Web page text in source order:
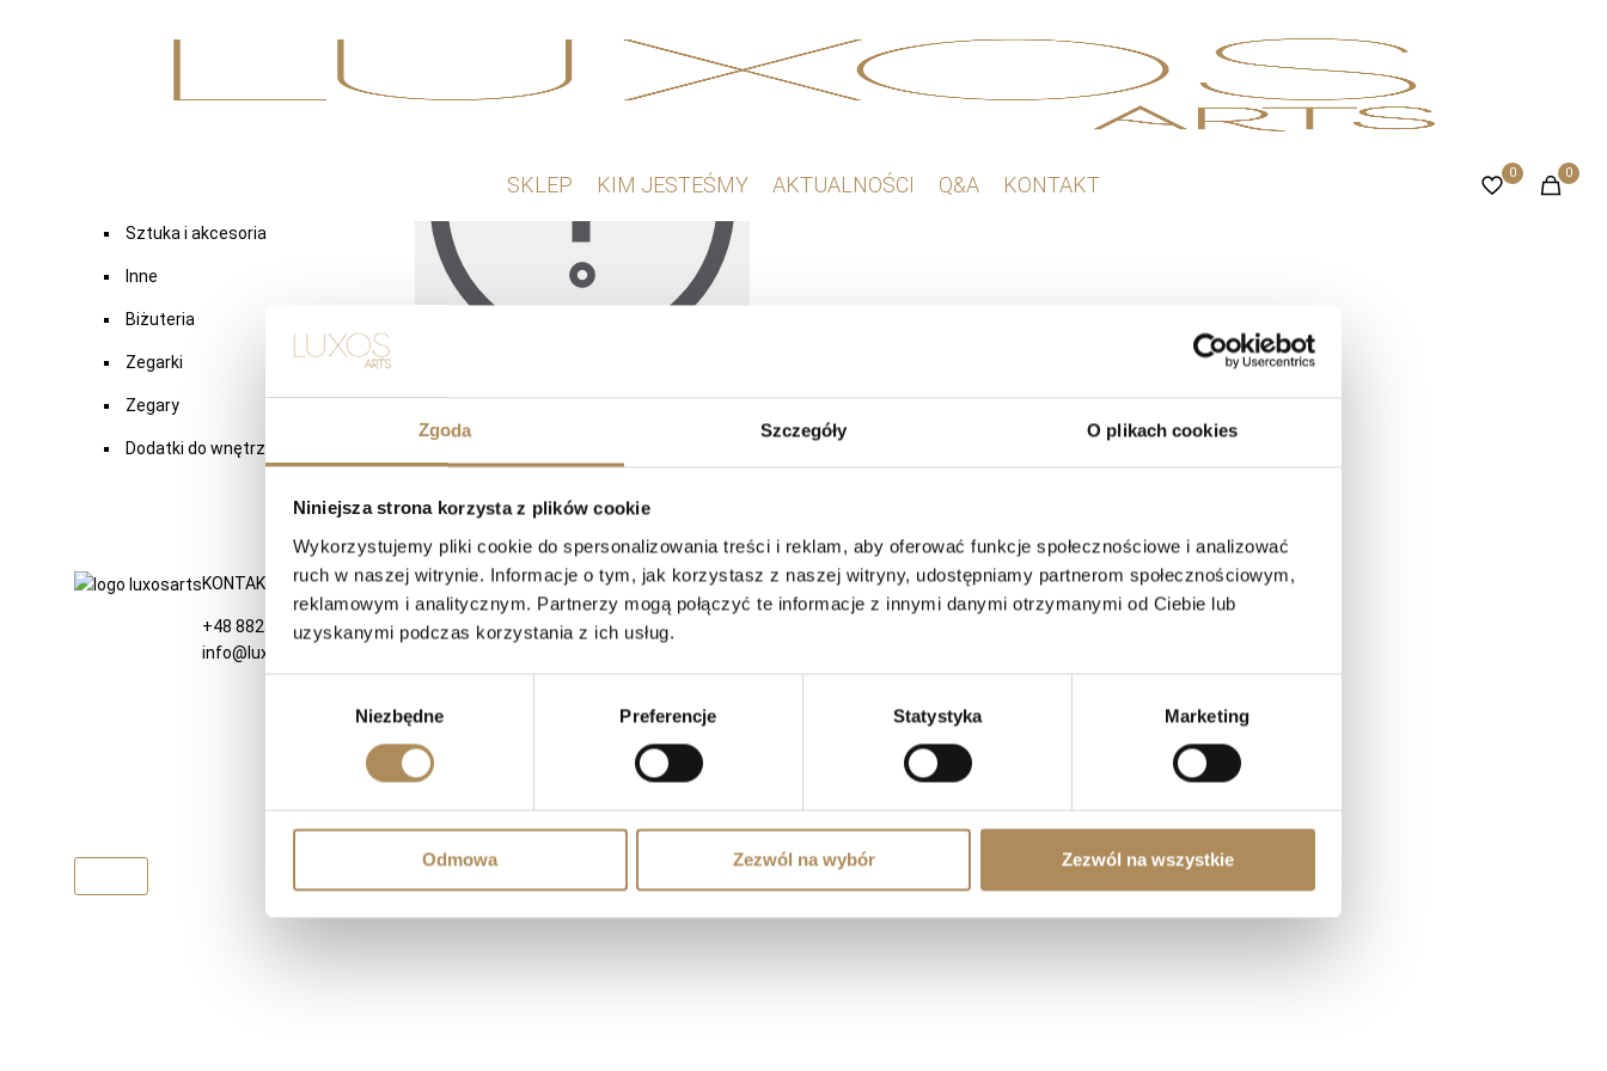
Zgoda Szczegóły O plikach cookies
Niniejsza strona korzysta z plików cookie
Wykorzystujemy pliki cookie do spersonalizowania treści i reklam, aby oferować funkcje społecznościowe i analizować
ruch w naszej witrynie. Informacje o tym, jak korzystasz z naszej witryny, udostępniamy partnerom społecznościowym,
reklamowym i analitycznym. Partnerzy mogą połączyć te informacje z innymi danymi otrzymanymi od Ciebie lub
uzyskanymi podczas korzystania z ich usług.
Niezbędne Preferencje Statystyka Marketing
Odmowa Zezwól na wybór Zezwól na wszystkie
SKLEP KIM JESTEŚMY AKTUALNOŚCI Q&A KONTAKT 0 0
Sztuka i akcesoria
Inne
Biżuteria
Zegarki
Zegary
Dodatki do wnętrz
KONTAKT
+48 882 007 002
info@luxosarts.com
NA SKRÓTY
LUXOS ARTS
Sklep
Kontakt
Rejestracja
Moje konto
Odstąp od umowy tutaj
OFERTA
Biżuteria
Diamenty
Kamienie szlachetne
ODWIEDŹ NAS